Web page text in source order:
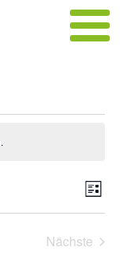
Liste
Nächste